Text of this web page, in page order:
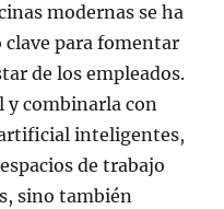
modernas se ha
para fomentar
de los empleados.
y combinarla con
inteligentes,
de trabajo
sino también